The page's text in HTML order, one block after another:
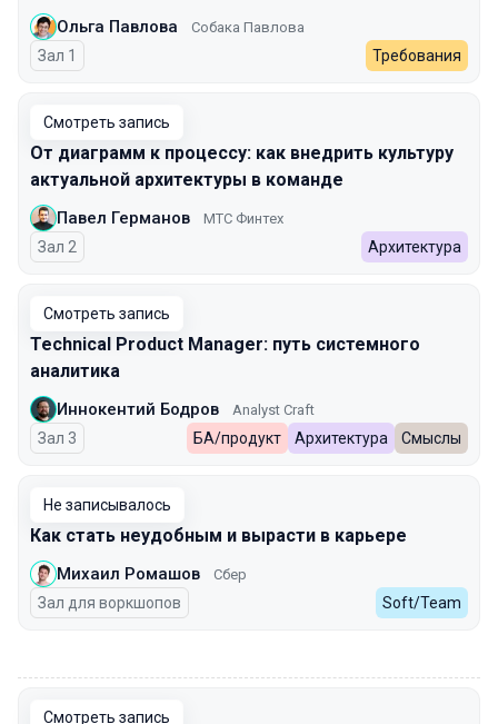
Ольга Павлова Собака Павлова
Зал 1 Требования
Смотреть запись
От диаграмм к процессу: как внедрить культуру
актуальной архитектуры в команде
Павел Германов МТС Финтех
Зал 2 Архитектура
Смотреть запись
Technical Product Manager: путь системного
аналитика
Иннокентий Бодров Analyst Craft
Зал 3 БА/продукт Архитектура Смыслы
Не записывалось
Как стать неудобным и вырасти в карьере
Михаил Ромашов Сбер
Зал для воркшопов Soft/Team
Смотреть запись